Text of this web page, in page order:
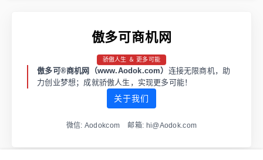
傲多可商机网
骄傲人生 ＆ 更多可能
傲多可®商机网（www.Aodok.com） 连接无限商机，助
力创业梦想；成就骄傲人生，实现更多可能！
关于我们
微信: Aodokcom 邮箱: hi@Aodok.com